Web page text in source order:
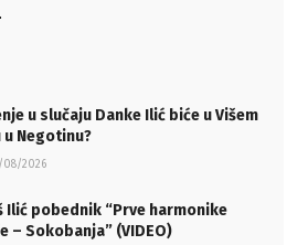
u slučaju Danke Ilić biće u Višem
u Negotinu?
08/2026
Ilić pobednik “Prve harmonike
– Sokobanja” (VIDEO)